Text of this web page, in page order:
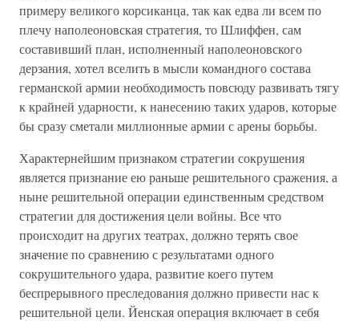
примеру великого корсиканца, так как едва ли всем по
плечу наполеоновская стратегия, то Шлиффен, сам
составивший план, исполненный наполеоновского
дерзания, хотел вселить в мысли командного состава
германской армии необходимость повсюду развивать тягу
к крайней ударности, к нанесению таких ударов, которые
бы сразу сметали миллионные армии с арены борьбы.
Характернейшим признаком стратегии сокрушения
является признание ею раньше решительного сражения, а
ныне решительной операции единственным средством
стратегии для достижения цели войны. Все что
происходит на других театрах, должно терять свое
значение по сравнению с результатами одного
сокрушительного удара, развитие коего путем
беспрерывного преследования должно привести нас к
решительной цели. Йенская операция включает в себя